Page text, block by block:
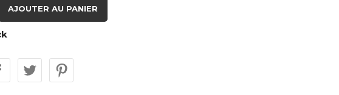
AJOUTER AU PANIER